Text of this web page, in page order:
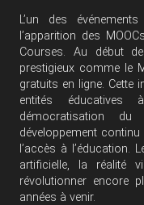
L’un des
l’apparition des
Courses. Au début
prestigieux comme le
gratuits en ligne. Cette
entités
démocratisation
développement
l’accès à l’éducation.
artificielle, la réalité
révolutionner encore
années à venir.